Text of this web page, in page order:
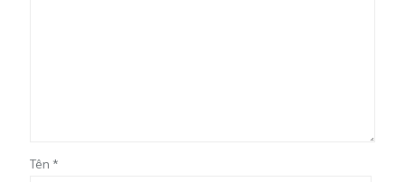
Tên *